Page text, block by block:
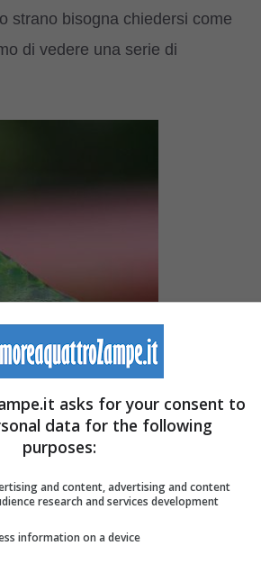
strano bisogna chiedersi come
di vedere una serie di
asks for your consent to
data for the following
purposes:
and content, advertising and content
research and services development
information on a device